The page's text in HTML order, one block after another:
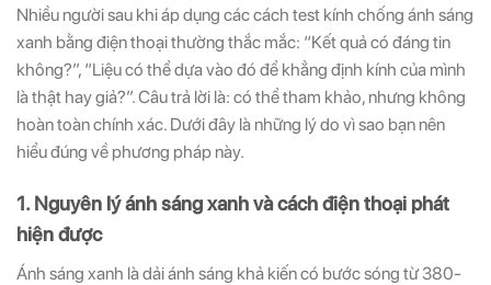
Nhiều người sau khi áp dụng các cách test kính chống ánh sáng
xanh bằng điện thoại thường thắc mắc: “Kết quả có đáng tin
không?”, “Liệu có thể dựa vào đó để khẳng định kính của mình
là thật hay giả?”. Câu trả lời là: có thể tham khảo, nhưng không
hoàn toàn chính xác. Dưới đây là những lý do vì sao bạn nên
hiểu đúng về phương pháp này.
1. Nguyên lý ánh sáng xanh và cách điện thoại phát
hiện được
Ánh sáng xanh là dải ánh sáng khả kiến có bước sóng từ 380-